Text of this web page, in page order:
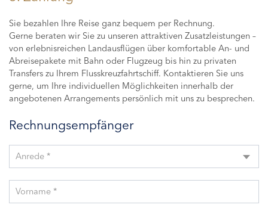
Sie bezahlen Ihre Reise ganz bequem per Rechnung.
Gerne beraten wir Sie zu unseren attraktiven Zusatzleistungen –
von erlebnisreichen Landausflügen über komfortable An- und
Abreisepakete mit Bahn oder Flugzeug bis hin zu privaten
Transfers zu Ihrem Flusskreuzfahrtschiff. Kontaktieren Sie uns
gerne, um Ihre individuellen Möglichkeiten innerhalb der
angebotenen Arrangements persönlich mit uns zu besprechen.
Rechnungsempfänger
Anrede *
Vorname *